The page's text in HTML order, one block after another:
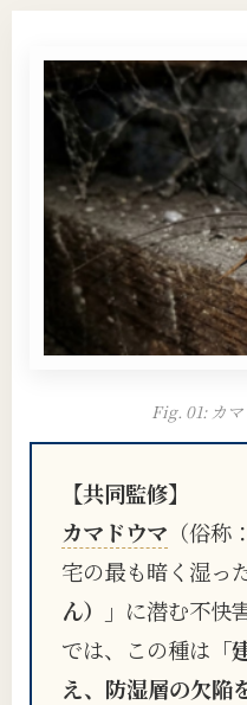
Fig. 01: カ
【共同監修】
カマドウマ （俗
宅の最も暗く湿っ
ん）」 に潜む不快
では、この種は
え、防湿層の欠陥